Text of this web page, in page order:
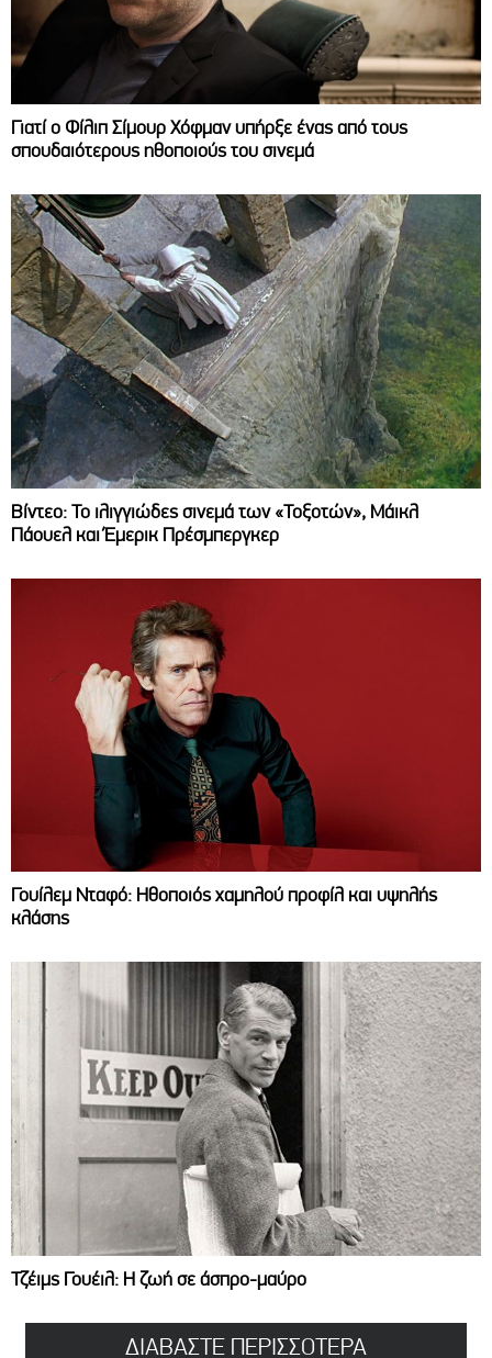
Γιατί ο Φίλιπ Σίμουρ Χόφμαν υπήρξε ένας από τους
σπουδαιότερους ηθοποιούς του σινεμά
Βίντεο: Το ιλιγγιώδες σινεμά των «Τοξοτών», Μάικλ
Πάουελ και Έμερικ Πρέσμπεργκερ
Γουίλεμ Νταφό: Ηθοποιός χαμηλού προφίλ και υψηλής
κλάσης
Τζέιμς Γουέιλ: Η ζωή σε άσπρο-μαύρο
ΔΙΑΒΑΣΤΕ ΠΕΡΙΣΣΟΤΕΡΑ